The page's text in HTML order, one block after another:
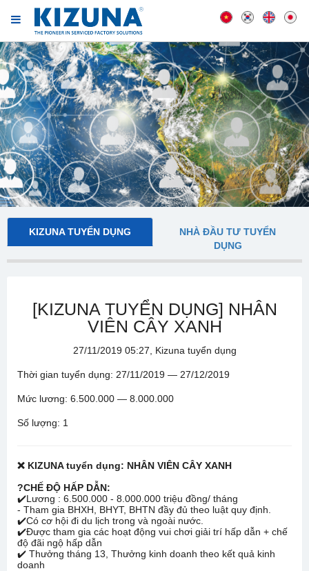
KIZUNA TUYỂN DỤNG
NHÀ ĐẦU TƯ TUYỂN
DỤNG
[KIZUNA TUYỂN DỤNG] NHÂN
VIÊN CÂY XANH
27/11/2019 05:27, Kizuna tuyển dụng
Thời gian tuyển dụng: 27/11/2019 — 27/12/2019
Mức lương: 6.500.000 — 8.000.000
Số lượng: 1
❌ KIZUNA tuyển dụng: NHÂN VIÊN CÂY XANH
?CHẾ ĐỘ HẤP DẪN:
✔️Lương : 6.500.000 - 8.000.000 triệu đồng/ tháng
- Tham gia BHXH, BHYT, BHTN đầy đủ theo luật quy định.
✔️Có cơ hội đi du lịch trong và ngoài nước.
✔️Được tham gia các hoạt động vui chơi giải trí hấp dẫn + chế
độ đãi ngộ hấp dẫn
✔️ Thưởng tháng 13, Thưởng kinh doanh theo kết quả kinh
doanh